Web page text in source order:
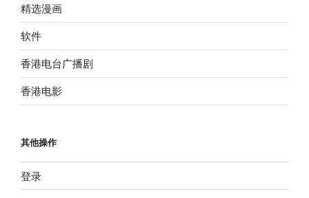
精选漫画
软件
香港电台广播剧
香港电影
其他操作
登录